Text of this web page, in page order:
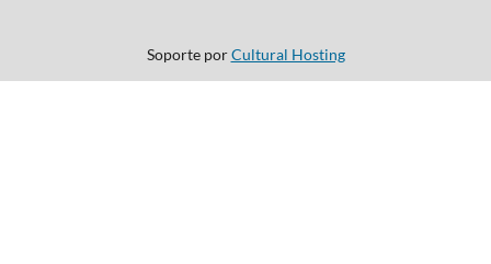
Soporte porCultural Hosting